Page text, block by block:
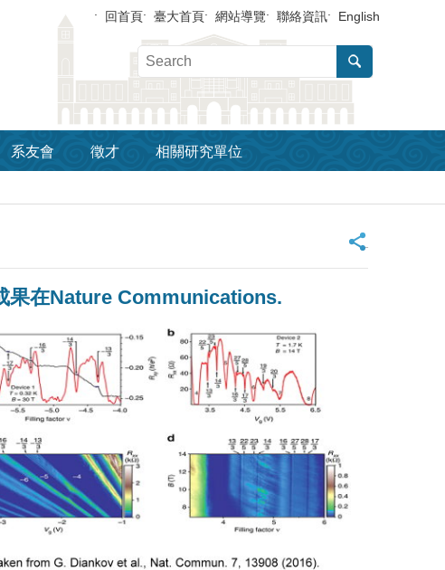
回首頁 臺大首頁 網站導覽 聯絡資訊 English
系友會 徵才 相關研究單位
_
果在Nature Communications.